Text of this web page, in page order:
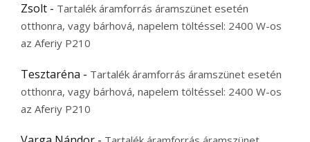
Zsolt - Tartalék áramforrás áramszünet esetén
otthonra, vagy bárhová, napelem töltéssel: 2400 W-os
az Aferiy P210
Tesztaréna - Tartalék áramforrás áramszünet esetén
otthonra, vagy bárhová, napelem töltéssel: 2400 W-os
az Aferiy P210